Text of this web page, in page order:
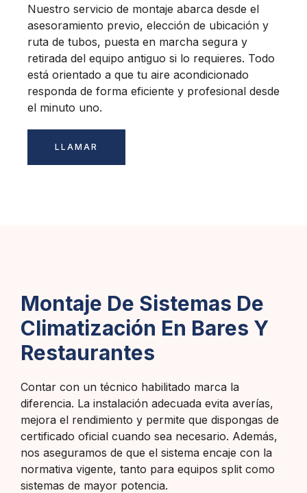
Nuestro servicio de montaje abarca desde el
asesoramiento previo, elección de ubicación y
ruta de tubos, puesta en marcha segura y
retirada del equipo antiguo si lo requieres. Todo
está orientado a que tu aire acondicionado
responda de forma eficiente y profesional desde
el minuto uno.
LLAMAR
Montaje De Sistemas De
Climatización En Bares Y
Restaurantes
Contar con un técnico habilitado marca la
diferencia. La instalación adecuada evita averías,
mejora el rendimiento y permite que dispongas de
certificado oficial cuando sea necesario. Además,
nos aseguramos de que el sistema encaje con la
normativa vigente, tanto para equipos split como
sistemas de mayor potencia.